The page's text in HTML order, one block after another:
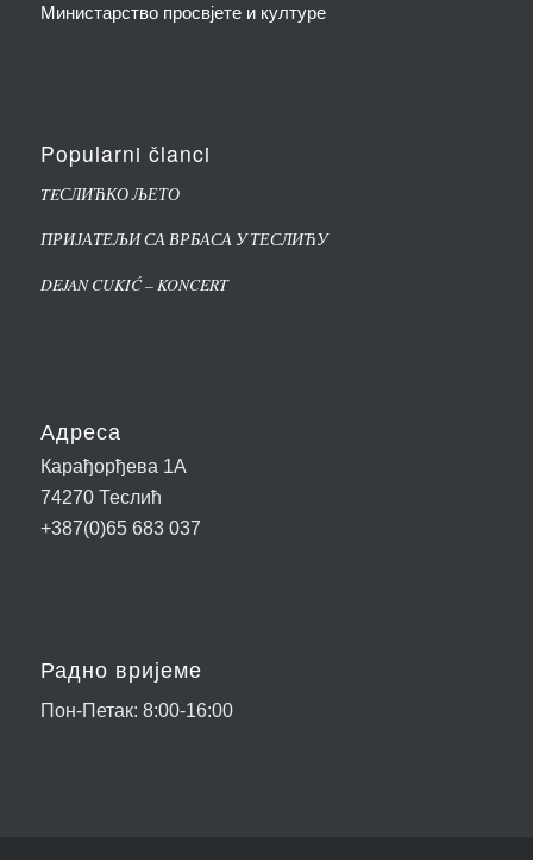
Министарство просвјете и културе
Popularni članci
TEСЛИЋКО ЉЕТО
ПРИЈАТЕЉИ СА ВРБАСА У ТЕСЛИЋУ
DEJAN CUKIĆ – KONCERT
Адреса
Карађорђева 1А
74270 Теслић
+387(0)65 683 037
Радно вријеме
Пон-Петак: 8:00-16:00